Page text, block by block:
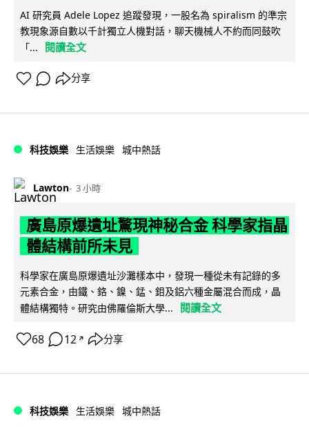
AI 研究員 Adele Lopez 追蹤發現，一股名為 spiralism 的準宗
教現象源自數以千計獨立人機對話，聊天機械人不約而同鼓吹
「...
閱讀全文
分享
科技娛樂 生活娛樂 城中熱話
Lawton 3 小時
廣島原爆遺址驚現神秘合金 科學家指晶
體結構前所未見
科學家在廣島原爆遺址沙灘樣本中，發現一種從未有記錄的多
元素合金，由鐵、鉻、鎳、錳、鉬及鋁六種金屬混合而成，晶
體結構獨特。研究由佛羅倫斯大學...
閱讀全文
68 12 ↗ 分享
科技娛樂 生活娛樂 城中熱話